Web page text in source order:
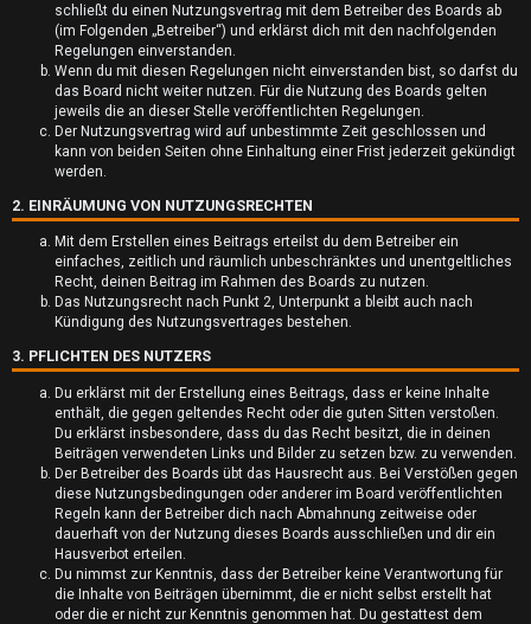
b
n
schließt du einen Nutzungsvertrag mit dem Betreiber des Boards ab
(im Folgenden „Betreiber“) und erklärst dich mit den nachfolgenden
Regelungen einverstanden.
Wenn du mit diesen Regelungen nicht einverstanden bist, so darfst du
das Board nicht weiter nutzen. Für die Nutzung des Boards gelten
jeweils die an dieser Stelle veröffentlichten Regelungen.
Der Nutzungsvertrag wird auf unbestimmte Zeit geschlossen und
kann von beiden Seiten ohne Einhaltung einer Frist jederzeit gekündigt
werden.
2. EINRÄUMUNG VON NUTZUNGSRECHTEN
Mit dem Erstellen eines Beitrags erteilst du dem Betreiber ein
einfaches, zeitlich und räumlich unbeschränktes und unentgeltliches
Recht, deinen Beitrag im Rahmen des Boards zu nutzen.
Das Nutzungsrecht nach Punkt 2, Unterpunkt a bleibt auch nach
Kündigung des Nutzungsvertrages bestehen.
3. PFLICHTEN DES NUTZERS
Du erklärst mit der Erstellung eines Beitrags, dass er keine Inhalte
enthält, die gegen geltendes Recht oder die guten Sitten verstoßen.
Du erklärst insbesondere, dass du das Recht besitzt, die in deinen
Beiträgen verwendeten Links und Bilder zu setzen bzw. zu verwenden.
Der Betreiber des Boards übt das Hausrecht aus. Bei Verstößen gegen
diese Nutzungsbedingungen oder anderer im Board veröffentlichten
Regeln kann der Betreiber dich nach Abmahnung zeitweise oder
dauerhaft von der Nutzung dieses Boards ausschließen und dir ein
Hausverbot erteilen.
Du nimmst zur Kenntnis, dass der Betreiber keine Verantwortung für
die Inhalte von Beiträgen übernimmt, die er nicht selbst erstellt hat
oder die er nicht zur Kenntnis genommen hat. Du gestattest dem